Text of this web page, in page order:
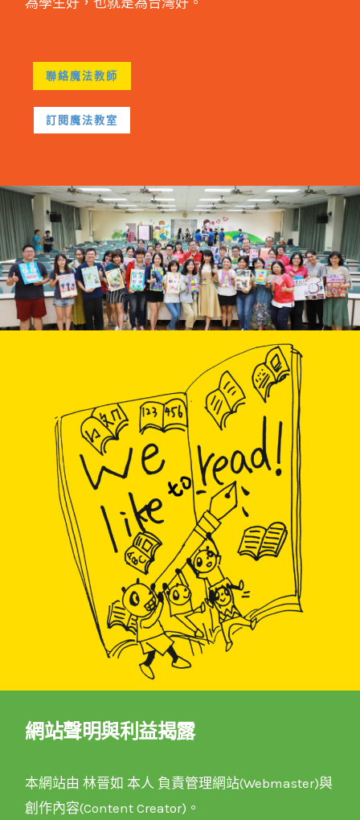
聯絡魔法教師
訂閱魔法教室
網站聲明與利益揭露
本網站由 林晉如 本人 負責管理網站(Webmaster)與
創作內容(Content Creator)。